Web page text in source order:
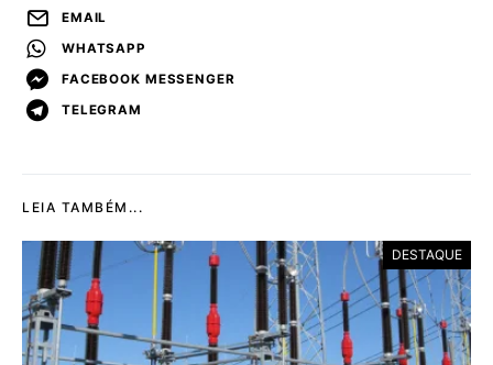
EMAIL
WHATSAPP
FACEBOOK MESSENGER
TELEGRAM
LEIA TAMBÉM...
DESTAQUE